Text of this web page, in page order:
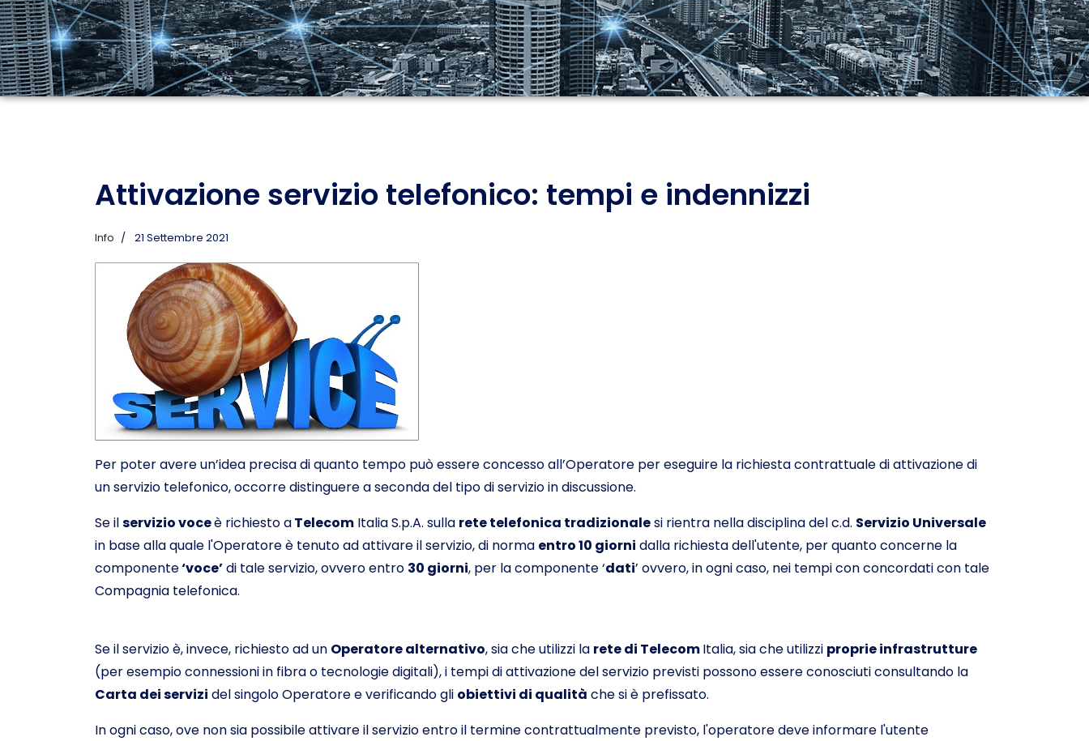
Attivazione servizio telefonico: tempi e indennizzi
Info 21 Settembre 2021
Per poter avere un’idea precisa di quanto tempo può essere concesso all’Operatore per eseguire la richiesta contrattuale di attivazione di
un servizio telefonico, occorre distinguere a seconda del tipo di servizio in discussione.
Se ilservizio voceè richiesto aTelecom Italia S.p.A. sulla rete telefonica tradizionalesi rientra nella disciplina del c.d. Servizio Universale
in base alla quale l'Operatore è tenuto ad attivare il servizio, di norma entro 10 giorni dalla richiesta dell'utente, per quanto concerne la
componente‘voce’di tale servizio, ovvero entro 30 giorni, per la componente ‘dati’ ovvero, in ogni caso, nei tempi con concordati con tale
Compagnia telefonica.
Se il servizio è, invece, richiesto ad un Operatore alternativo, sia che utilizzi la rete di TelecomItalia, sia che utilizzi proprie infrastrutture
(per esempio connessioni in fibra o tecnologie digitali), i tempi di attivazione del servizio previsti possono essere conosciuti consultando la
Carta dei servizi del singolo Operatore e verificando gli obiettivi di qualità che si è prefissato.
In ogni caso, ove non sia possibile attivare il servizio entro il termine contrattualmente previsto, l'operatore deve informare l'utente